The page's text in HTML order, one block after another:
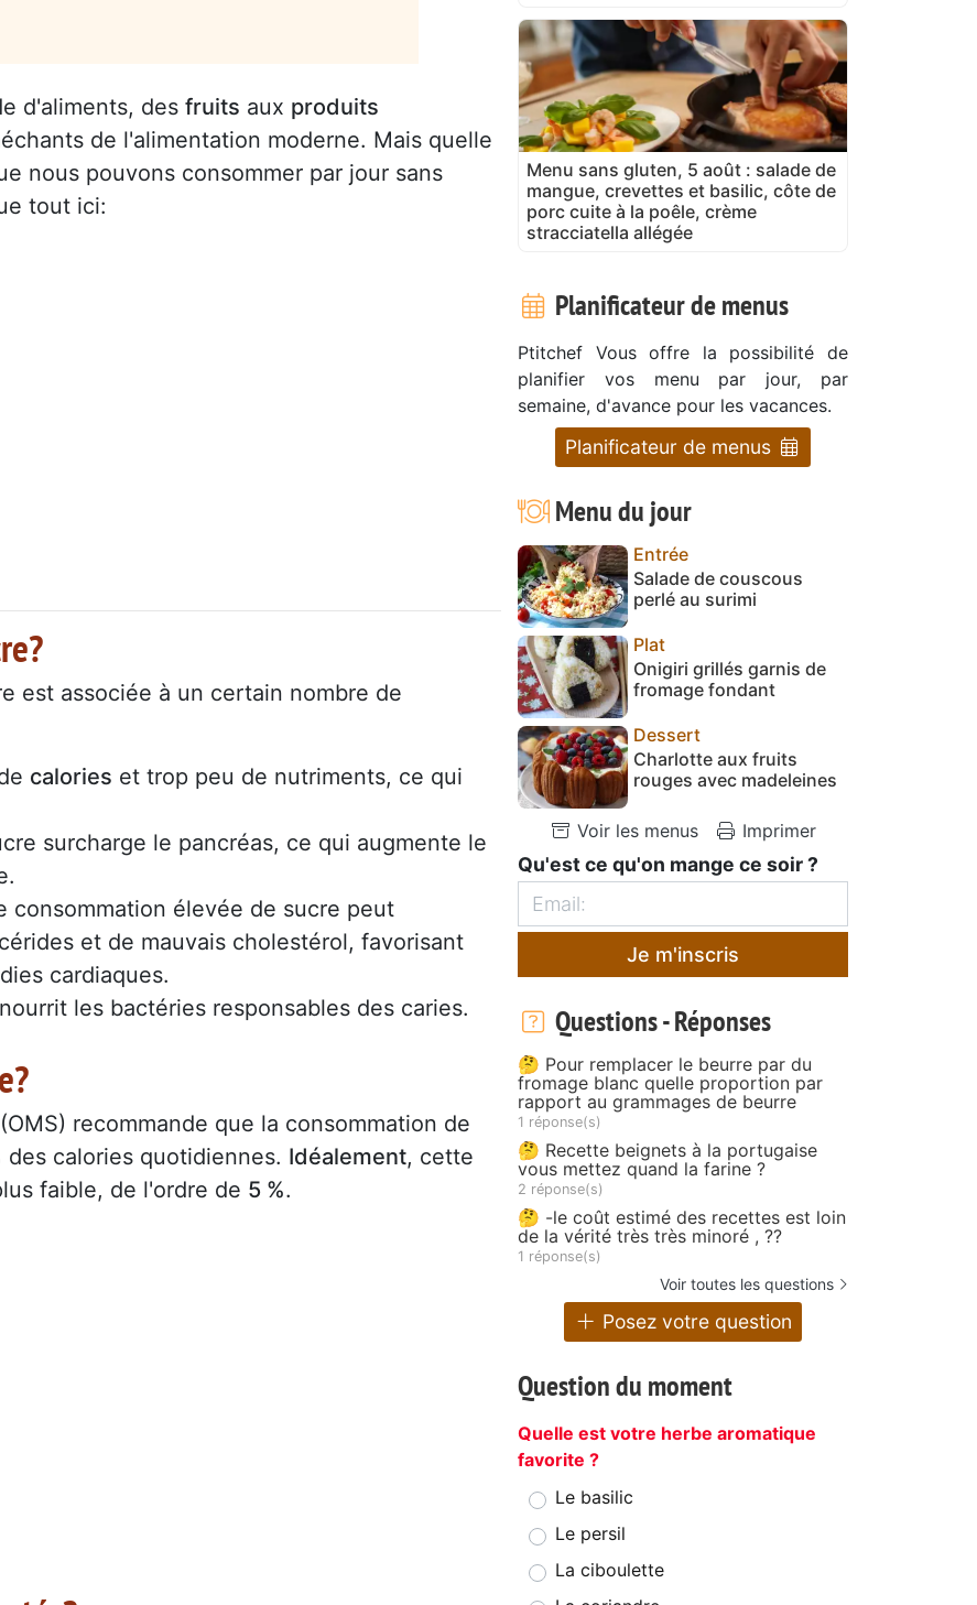
d'aliments, des fruits aux produits
de l'alimentation moderne. Mais quelle
nous pouvons consommer par jour sans
tout ici:
est associée à un certain nombre de
calories et trop peu de nutriments, ce qui
surcharge le pancréas, ce qui augmente le
consommation élevée de sucre peut
et de mauvais cholestérol, favorisant
cardiaques.
les bactéries responsables des caries.
recommande que la consommation de
des calories quotidiennes. Idéalement, cette
faible, de l'ordre de 5 %.
Menu sans gluten, 5 août : salade de
mangue, crevettes et basilic, côte de
porc cuite à la poêle, crème
stracciatella allégée
Planificateur de menus
Ptitchef Vous offre la possibilité de
planifier vos menu par jour, par
semaine, d'avance pour les vacances.
Planificateur de menus
Menu du jour
Entrée
Salade de couscous
perlé au surimi
Plat
Onigiri grillés garnis de
fromage fondant
Dessert
Charlotte aux fruits
rouges avec madeleines
Voir les menus Imprimer
Qu'est ce qu'on mange ce soir ?
Je m'inscris
Questions - Réponses
🤔 Pour remplacer le beurre par du
fromage blanc quelle proportion par
rapport au grammages de beurre
1 réponse(s)
🤔 Recette beignets à la portugaise
vous mettez quand la farine ?
2 réponse(s)
🤔 -le coût estimé des recettes est loin
de la vérité très très minoré , ??
1 réponse(s)
Voir toutes les questions
Posez votre question
Question du moment
Quelle est votre herbe aromatique
favorite ?
Le basilic
Le persil
La ciboulette